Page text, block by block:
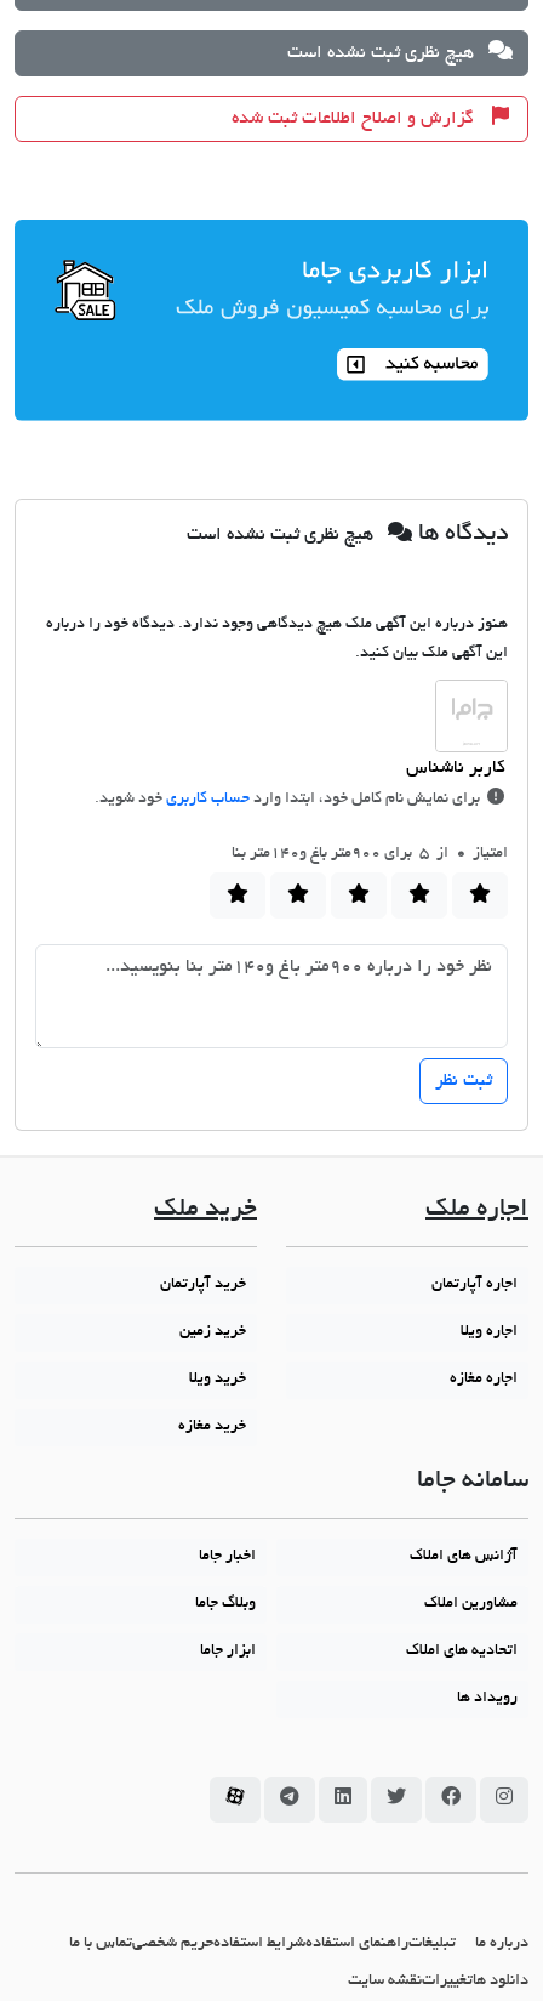
هیچ نظری ثبت نشده است
گزارش و اصلاح اطلاعات ثبت شده
دیدگاه ها هیچ نظری ثبت نشده است
هنوز درباره این آگهی ملک هیچ دیدگاهی وجود ندارد. دیدگاه خود را درباره
این آگهی ملک بیان کنید.
برای نمایش نام کامل خود، ابتدا وارد حساب کاربری خود شوید.
امتیاز 0 از 5 برای 900متر باغ و140متر بنا
اجاره ملک
اجاره آپارتمان
اجاره ویلا
اجاره مغازه
خرید ملک
خرید آپارتمان
خرید زمین
خرید ویلا
خرید مغازه
سامانه جاما
آژانس های املاک اخبار جاما
مشاورین املاک وبلاگ جاما
اتحادیه های املاک ابزار جاما
رویداد ها
سامانه جاما در اینستاگرام
سامانه جاما در فیسبوک
سامانه جاما در توئیتر
سامانه جاما در لینکداین
سامانه جاما در تلگرام
سامانه جاما در آپارات
درباره ما تبلیغاتراهنمای استفادهشرایط استفادهحریم شخصیتماس با ما
دانلود هاتغییراتنقشه سایت